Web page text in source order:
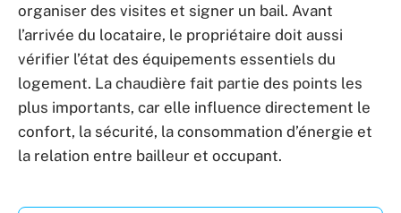
organiser des visites et signer un bail. Avant
l’arrivée du locataire, le propriétaire doit aussi
vérifier l’état des équipements essentiels du
logement. La chaudière fait partie des points les
plus importants, car elle influence directement le
confort, la sécurité, la consommation d’énergie et
la relation entre bailleur et occupant.